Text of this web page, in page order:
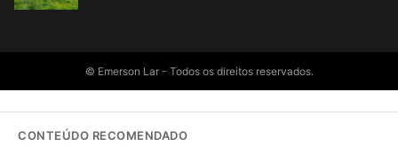
© Emerson Lar - Todos os direitos reservados.
CONTEÚDO RECOMENDADO